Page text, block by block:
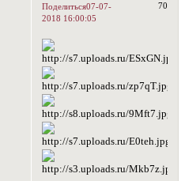
Поделиться 70
07-07-
2018 16:00:05